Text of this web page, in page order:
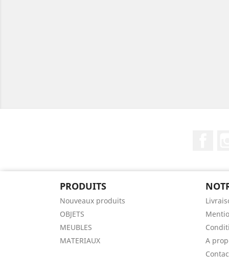
PRODUITS
Nouveaux produits
OBJETS
MEUBLES
MATERIAUX
A